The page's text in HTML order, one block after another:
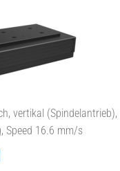
vertikal
Speed 16.6 mm/s